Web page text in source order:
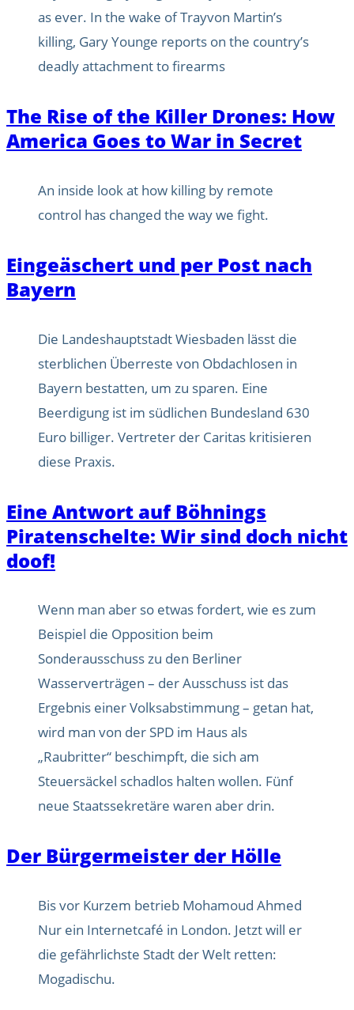
as ever. In the wake of Trayvon Martin’s
killing, Gary Younge reports on the country’s
deadly attachment to firearms
The Rise of the Killer Drones: How
America Goes to War in Secret
An inside look at how killing by remote
control has changed the way we fight.
Eingeäschert und per Post nach
Bayern
Die Landeshauptstadt Wiesbaden lässt die
sterblichen Überreste von Obdachlosen in
Bayern bestatten, um zu sparen. Eine
Beerdigung ist im südlichen Bundesland 630
Euro billiger. Vertreter der Caritas kritisieren
diese Praxis.
Eine Antwort auf Böhnings
Piratenschelte: Wir sind doch nicht
doof!
Wenn man aber so etwas fordert, wie es zum
Beispiel die Opposition beim
Sonderausschuss zu den Berliner
Wasserverträgen – der Ausschuss ist das
Ergebnis einer Volksabstimmung – getan hat,
wird man von der SPD im Haus als
„Raubritter“ beschimpft, die sich am
Steuersäckel schadlos halten wollen. Fünf
neue Staatssekretäre waren aber drin.
Der Bürgermeister der Hölle
Bis vor Kurzem betrieb Mohamoud Ahmed
Nur ein Internetcafé in London. Jetzt will er
die gefährlichste Stadt der Welt retten:
Mogadischu.